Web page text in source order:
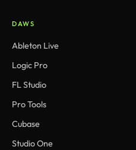
DAWS
Ableton Live
Logic Pro
FL Studio
Pro Tools
Cubase
Studio One